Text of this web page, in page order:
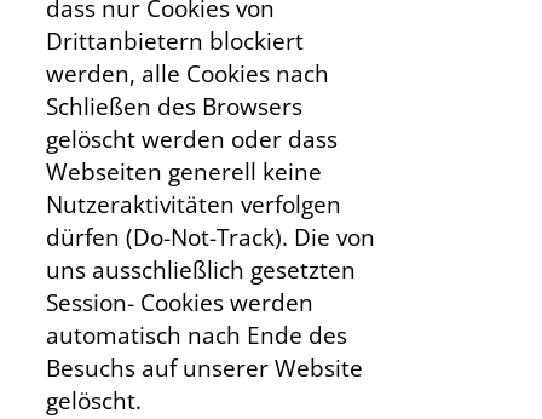
dass nur Cookies von
Drittanbietern blockiert
werden, alle Cookies nach
Schließen des Browsers
gelöscht werden oder dass
Webseiten generell keine
Nutzeraktivitäten verfolgen
dürfen (Do-Not-Track). Die von
uns ausschließlich gesetzten
Session- Cookies werden
automatisch nach Ende des
Besuchs auf unserer Website
gelöscht.